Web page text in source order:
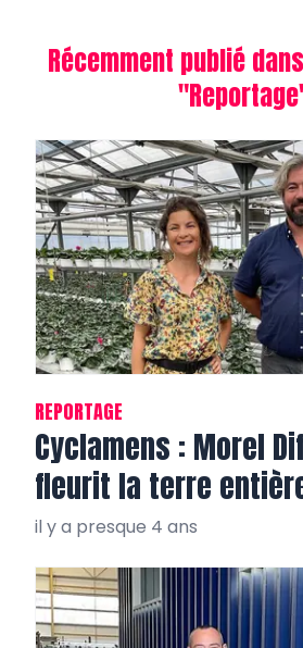
Récemment publié
"Reportage
REPORTAGE
Cyclamens : Morel
fleurit la terre
il y a presque 4 ans